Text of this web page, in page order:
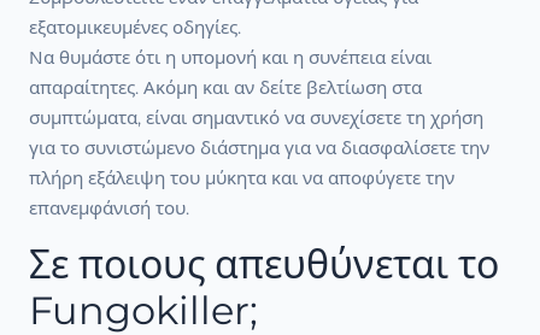
εξατομικευμένες οδηγίες.
Να θυμάστε ότι η υπομονή και η συνέπεια είναι
απαραίτητες. Ακόμη και αν δείτε βελτίωση στα
συμπτώματα, είναι σημαντικό να συνεχίσετε τη χρήση
για το συνιστώμενο διάστημα για να διασφαλίσετε την
πλήρη εξάλειψη του μύκητα και να αποφύγετε την
επανεμφάνισή του.
Σε ποιους απευθύνεται το
Fungokiller;